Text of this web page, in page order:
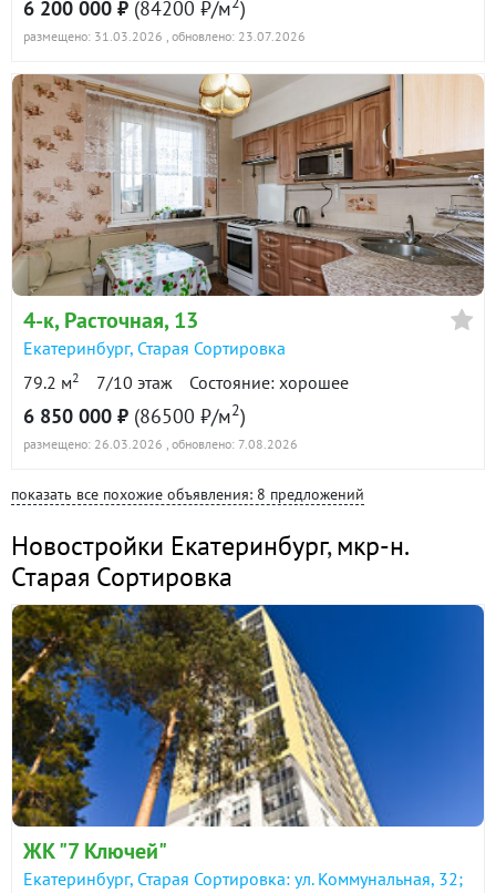
6 200 000 ₽ (84200 ₽/м )
размещено: 31.03.2026 , обновлено: 23.07.2026
4-к, Расточная, 13
Екатеринбург, Старая Сортировка
79.2 м2 7/10 этаж Состояние: хорошее
6 850 000 ₽ (86500 ₽/м2)
размещено: 26.03.2026 , обновлено: 7.08.2026
показать все похожие объявления: 8 предложений
Новостройки Екатеринбург,мкр-н.
Старая Сортировка
ЖК "7 Ключей"
Екатеринбург, Старая Сортировка: ул. Коммунальная, 32;